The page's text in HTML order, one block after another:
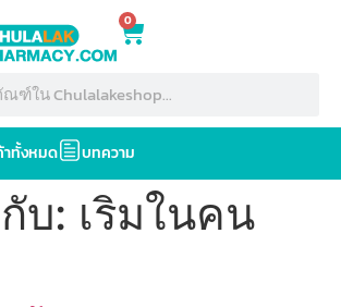
0
ทั้งหมด บทความ
บ: เริมในคน